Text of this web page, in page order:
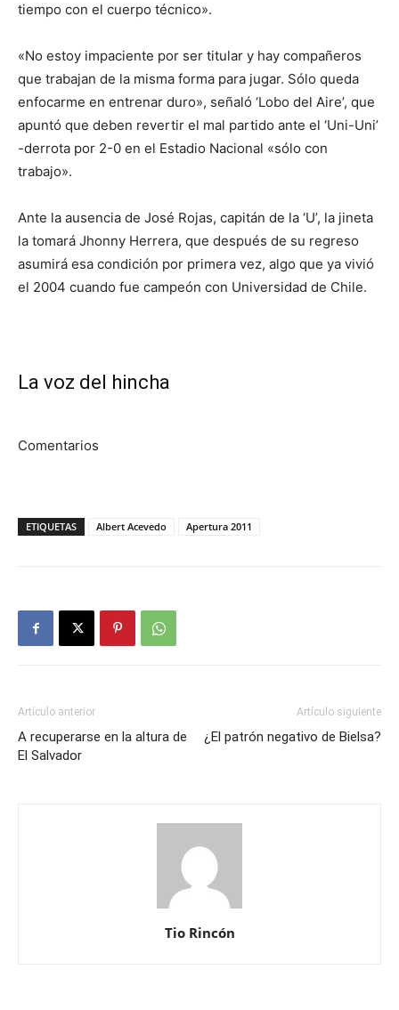
tiempo con el cuerpo técnico».
«No estoy impaciente por ser titular y hay compañeros
que trabajan de la misma forma para jugar. Sólo queda
enfocarme en entrenar duro», señaló ‘Lobo del Aire’, que
apuntó que deben revertir el mal partido ante el ‘Uni-Uni’
-derrota por 2-0 en el Estadio Nacional «sólo con
trabajo».
Ante la ausencia de José Rojas, capitán de la ‘U’, la jineta
la tomará Jhonny Herrera, que después de su regreso
asumirá esa condición por primera vez, algo que ya vivió
el 2004 cuando fue campeón con Universidad de Chile.
La voz del hincha
Comentarios
ETIQUETAS Albert Acevedo Apertura 2011
Artículo anterior
A recuperarse en la altura de
El Salvador
Artículo siguiente
¿El patrón negativo de Bielsa?
Tio Rincón